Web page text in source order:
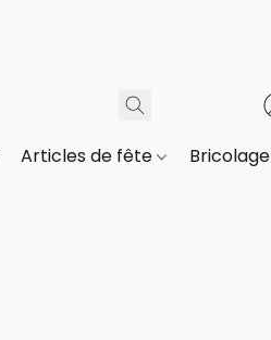
Articles de fête Bricolage